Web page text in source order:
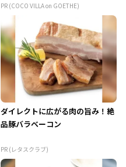
PR (COCO VILLA on GOETHE)
ダイレクトに広がる肉の旨み！絶
品豚バラベーコン
PR (レタスクラブ)